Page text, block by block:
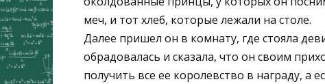
меч, и тот хлеб, которые лежали на столе.
Далее пришел он в комнату, где стояла
обрадовалась и сказала, что он своим
получить все ее королевство в награду, а